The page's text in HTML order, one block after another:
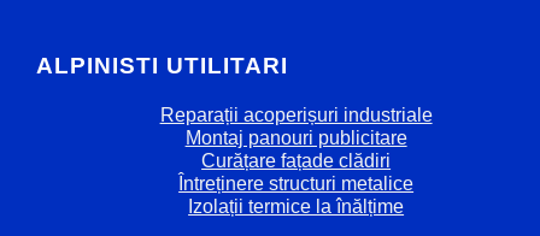
ALPINISTI UTILITARI
Reparații acoperișuri industriale
Montaj panouri publicitare
Curățare fațade clădiri
Întreținere structuri metalice
Izolații termice la înălțime